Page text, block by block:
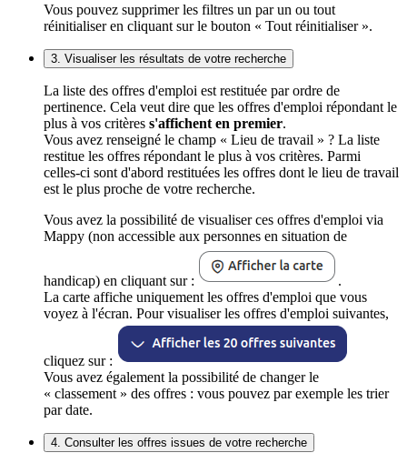
Vous pouvez supprimer les filtres un par un ou tout
réinitialiser en cliquant sur le bouton « Tout réinitialiser ».
3. Visualiser les résultats de votre recherche
La liste des offres d'emploi est restituée par ordre de
pertinence. Cela veut dire que les offres d'emploi répondant le
plus à vos critères s'affichent en premier.
Vous avez renseigné le champ « Lieu de travail » ? La liste
restitue les offres répondant le plus à vos critères. Parmi
celles-ci sont d'abord restituées les offres dont le lieu de travail
est le plus proche de votre recherche.
Vous avez la possibilité de visualiser ces offres d'emploi via
Mappy (non accessible aux personnes en situation de
handicap) en cliquant sur :
.
La carte affiche uniquement les offres d'emploi que vous
voyez à l'écran. Pour visualiser les offres d'emploi suivantes,
cliquez sur :
Vous avez également la possibilité de changer le
« classement » des offres : vous pouvez par exemple les trier
par date.
4. Consulter les offres issues de votre recherche